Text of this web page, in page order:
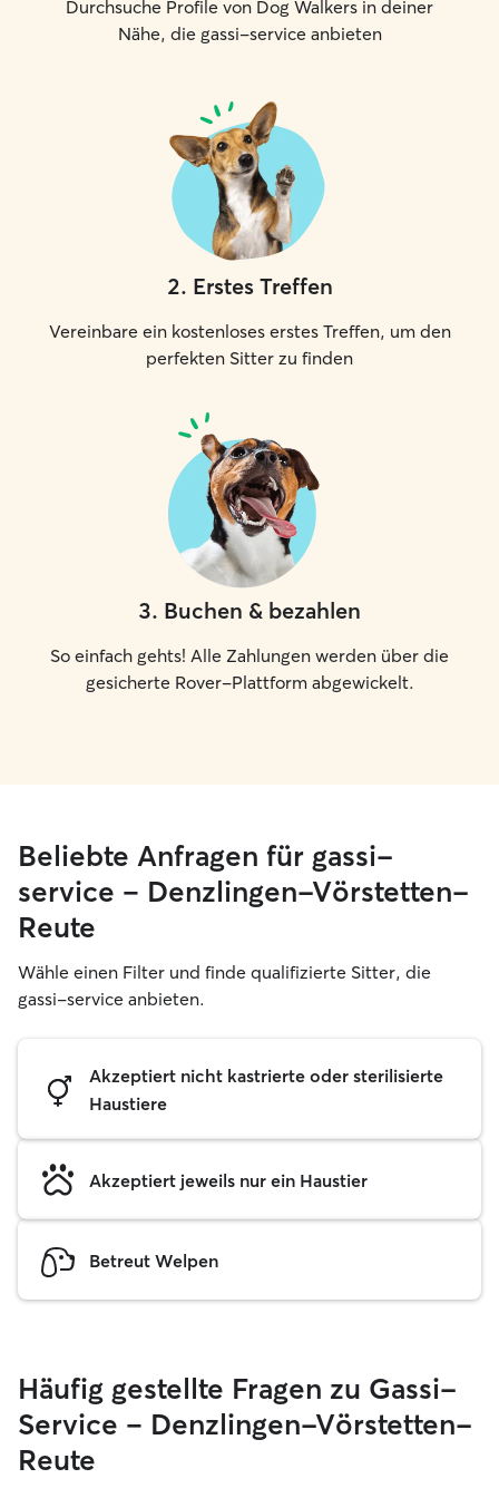
Durchsuche Profile von Dog Walkers in deiner
Nähe, die gassi-service anbieten
2. Erstes Treffen
Vereinbare ein kostenloses erstes Treffen, um den
perfekten Sitter zu finden
3. Buchen & bezahlen
So einfach gehts! Alle Zahlungen werden über die
gesicherte Rover-Plattform abgewickelt.
Beliebte Anfragen für gassi-
service – Denzlingen-Vörstetten-
Reute
Wähle einen Filter und finde qualifizierte Sitter, die
gassi-service anbieten.
Akzeptiert nicht kastrierte oder sterilisierte
Haustiere
Akzeptiert jeweils nur ein Haustier
Betreut Welpen
Häufig gestellte Fragen zu Gassi-
Service – Denzlingen-Vörstetten-
Reute